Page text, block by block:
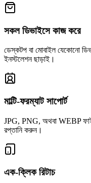
সকল ডিভাইসে কাজ করে
ডেস্কটপ বা মোবাইল যেকোনো
ইনস্টলেশন ছাড়াই।
মাল্টি-ফরম্যাট সাপোর্ট
JPG, PNG, অথবা WEBP
রপ্তানি করুন।
এক-ক্লিক রিটাচ